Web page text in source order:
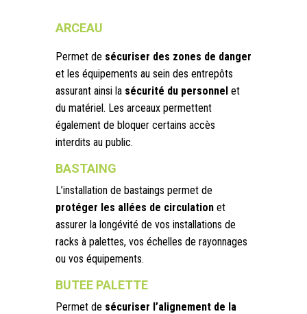
ARCEAU
Permet de sécuriser des zones de danger
et les équipements au sein des entrepôts
assurant ainsi la sécurité du personnelet
du matériel. Les arceaux permettent
également de bloquer certains accès
interdits au public.
BASTAING
L’installation de bastaings permet de
protéger les allées de circulationet
assurer la longévité de vos installations de
racks à palettes, vos échelles de rayonnages
ou vos équipements.
BUTEE PALETTE
Permet de sécuriser l’alignement de la